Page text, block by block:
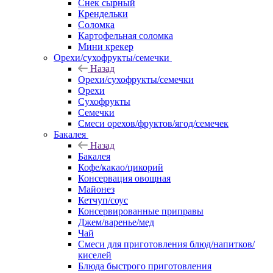
Снек сырный
Крендельки
Соломка
Картофельная соломка
Мини крекер
Орехи/сухофрукты/семечки
Назад
Орехи/сухофрукты/семечки
Орехи
Сухофрукты
Семечки
Смеси орехов/фруктов/ягод/семечек
Бакалея
Назад
Бакалея
Кофе/какао/цикорий
Консервация овощная
Майонез
Кетчуп/соус
Консервированные приправы
Джем/варенье/мед
Чай
Смеси для приготовления блюд/напитков/
киселей
Блюда быстрого приготовления